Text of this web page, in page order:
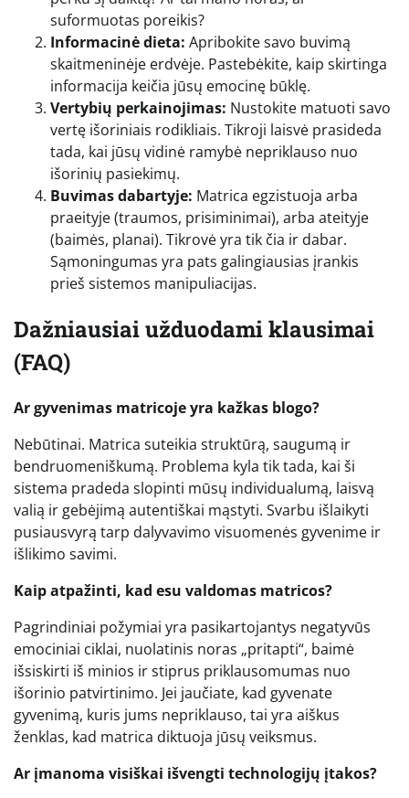
suformuotas poreikis?
Informacinė dieta: Apribokite savo buvimą
skaitmeninėje erdvėje. Pastebėkite, kaip skirtinga
informacija keičia jūsų emocinę būklę.
Vertybių perkainojimas: Nustokite matuoti savo
vertę išoriniais rodikliais. Tikroji laisvė prasideda
tada, kai jūsų vidinė ramybė nepriklauso nuo
išorinių pasiekimų.
Buvimas dabartyje: Matrica egzistuoja arba
praeityje (traumos, prisiminimai), arba ateityje
(baimės, planai). Tikrovė yra tik čia ir dabar.
Sąmoningumas yra pats galingiausias įrankis
prieš sistemos manipuliacijas.
Dažniausiai užduodami klausimai
(FAQ)
Ar gyvenimas matricoje yra kažkas blogo?
Nebūtinai. Matrica suteikia struktūrą, saugumą ir
bendruomeniškumą. Problema kyla tik tada, kai ši
sistema pradeda slopinti mūsų individualumą, laisvą
valią ir gebėjimą autentiškai mąstyti. Svarbu išlaikyti
pusiausvyrą tarp dalyvavimo visuomenės gyvenime ir
išlikimo savimi.
Kaip atpažinti, kad esu valdomas matricos?
Pagrindiniai požymiai yra pasikartojantys negatyvūs
emociniai ciklai, nuolatinis noras „pritapti“, baimė
išsiskirti iš minios ir stiprus priklausomumas nuo
išorinio patvirtinimo. Jei jaučiate, kad gyvenate
gyvenimą, kuris jums nepriklauso, tai yra aiškus
ženklas, kad matrica diktuoja jūsų veiksmus.
Ar įmanoma visiškai išvengti technologijų įtakos?